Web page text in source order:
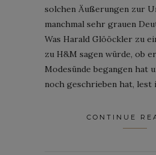
solchen Äußerungen zur
manchmal sehr grauen
Was Harald Glööckler zu
zu H&M sagen würde, ob
Modesünde begangen hat
noch geschrieben hat, lest
CONTINUE